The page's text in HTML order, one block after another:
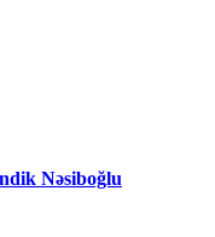
Nəsiboğlu